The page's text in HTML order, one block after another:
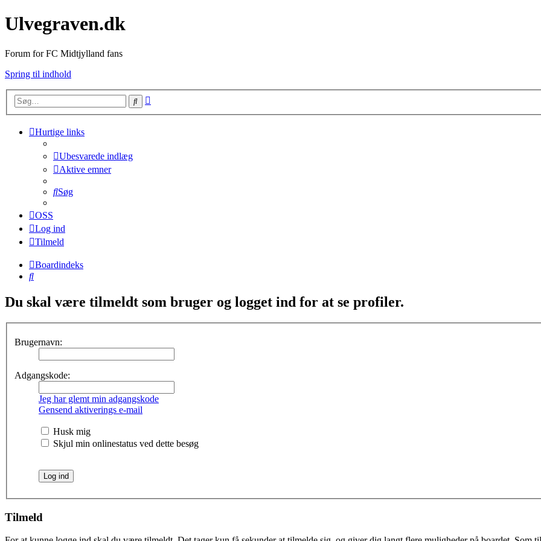
Ulvegraven.dk
Forum for FC Midtjylland fans
Spring til indhold
Søg
Hurtige links
Ubesvarede indlæg
Aktive emner
Søg
OSS
Log ind
Tilmeld
Boardindeks
Søg
Du skal være tilmeldt som bruger og logget ind for at se profiler.
Brugernavn:
Adgangskode:
Jeg har glemt min adgangskode
Gensend aktiverings e-mail
Husk mig
Skjul min onlinestatus ved dette besøg
Tilmeld